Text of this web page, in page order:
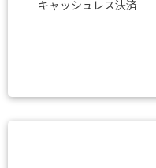
キャッシュレス決済